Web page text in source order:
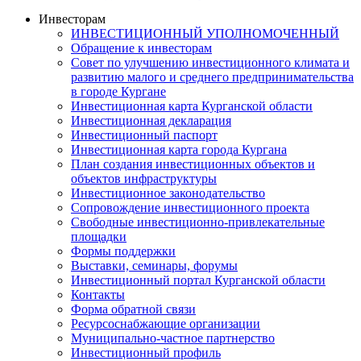
Инвесторам
ИНВЕСТИЦИОННЫЙ УПОЛНОМОЧЕННЫЙ
Обращение к инвесторам
Совет по улучшению инвестиционного климата и
развитию малого и среднего предпринимательства
в городе Кургане
Инвестиционная карта Курганской области
Инвестиционная декларация
Инвестиционный паспорт
Инвестиционная карта города Кургана
План создания инвестиционных объектов и
объектов инфраструктуры
Инвестиционное законодательство
Сопровождение инвестиционного проекта
Свободные инвестиционно-привлекательные
площадки
Формы поддержки
Выставки, семинары, форумы
Инвестиционный портал Курганской области
Контакты
Форма обратной связи
Ресурсоснабжающие организации
Муниципально-частное партнерство
Инвестиционный профиль